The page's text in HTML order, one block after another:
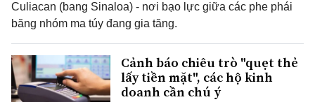
Culiacan (bang Sinaloa) - nơi bạo lực giữa các phe phái
băng nhóm ma túy đang gia tăng.
Cảnh báo chiêu trò "quẹt thẻ
lấy tiền mặt", các hộ kinh
doanh cần chú ý